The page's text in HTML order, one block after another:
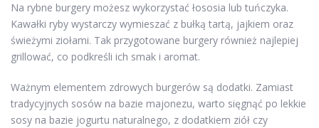
Na rybne burgery możesz wykorzystać łososia lub tuńczyka.
Kawałki ryby wystarczy wymieszać z bułką tartą, jajkiem oraz
świeżymi ziołami. Tak przygotowane burgery również najlepiej
grillować, co podkreśli ich smak i aromat.
Ważnym elementem zdrowych burgerów są dodatki. Zamiast
tradycyjnych sosów na bazie majonezu, warto sięgnąć po lekkie
sosy na bazie jogurtu naturalnego, z dodatkiem ziół czy